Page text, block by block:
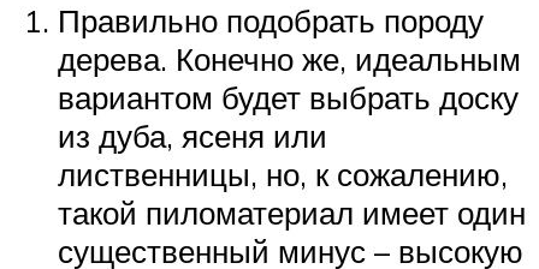
Правильно подобрать породу
дерева. Конечно же, идеальным
вариантом будет выбрать доску
из дуба, ясеня или
лиственницы, но, к сожалению,
такой пиломатериал имеет один
существенный минус – высокую